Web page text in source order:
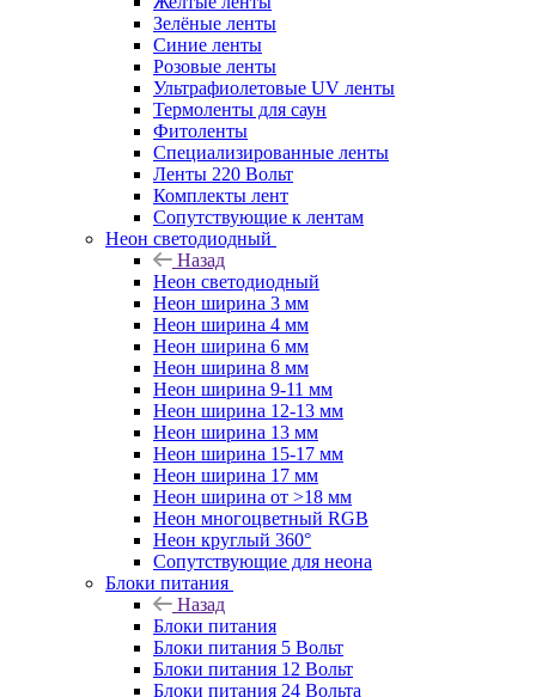
Зелёные ленты
Синие ленты
Розовые ленты
Ультрафиолетовые UV ленты
Термоленты для саун
Фитоленты
Специализированные ленты
Ленты 220 Вольт
Комплекты лент
Сопутствующие к лентам
Неон светодиодный
Назад
Неон светодиодный
Неон ширина 3 мм
Неон ширина 4 мм
Неон ширина 6 мм
Неон ширина 8 мм
Неон ширина 9-11 мм
Неон ширина 12-13 мм
Неон ширина 13 мм
Неон ширина 15-17 мм
Неон ширина 17 мм
Неон ширина от >18 мм
Неон многоцветный RGB
Неон круглый 360°
Сопутствующие для неона
Блоки питания
Назад
Блоки питания
Блоки питания 5 Вольт
Блоки питания 12 Вольт
Блоки питания 24 Вольта